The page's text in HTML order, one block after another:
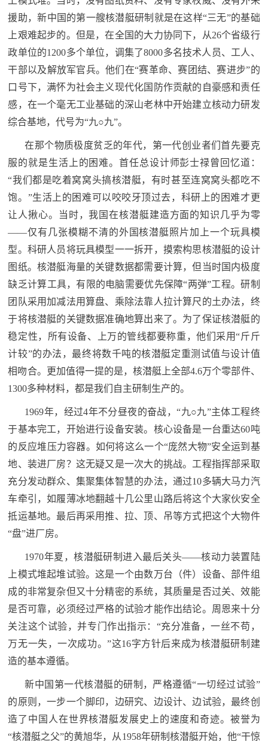
范
英
模
范
退
役
军
人
风
采
退
采
退
役
军
服
务
服
务
文
国
防
文
化
国
防
红
色
红
色
文
旅
关
我
们
援助，新中国的第一艘核潜艇研制就是在这样“三无”的基础
上艰难起步的。但是，在全国的大力协同下，从26个省级行
政单位的1200多个单位，调集了8000多名技术人员、工人、
干部以及解放军官兵。他们在“赛革命、赛团结、赛进步”的
口号下，满怀为社会主义现代化国防作贡献的自豪感和责任
感，在一个毫无工业基础的深山老林中开始建立核动力研发
综合基地，代号为“九○九”。
在那个物质极度贫乏的年代，第一代创业者们首先要克
服的就是生活上的困难。首任总设计师彭士禄曾回忆道：
“我们都是吃着窝窝头搞核潜艇，有时甚至连窝窝头都吃不
饱。”生活上的困难可以咬咬牙顶过去，科研上的困难才更
让人揪心。当时，我国在核潜艇建造方面的知识几乎为零
——仅有几张模糊不清的外国核潜艇照片加上一个玩具模
型。科研人员将玩具模型一一拆开，摸索构思核潜艇的设计
图纸。核潜艇海量的关键数据都需要计算，但当时国内极度
缺乏计算工具，有限的电脑需要优先保障“两弹”工程。研制
团队采用加减法用算盘、乘除法靠人拉计算尺的土办法，终
于将核潜艇的关键数据准确地算出来了。为了保证核潜艇的
稳定性，所有设备、上万的管线都要称重，他们采用“斤斤
计较”的办法，最终将数千吨的核潜艇定重测试值与设计值
相吻合。更加值得一提的是，核潜艇上全部4.6万个零部件、
1300多种材料，都是我们自主研制生产的。
1969年，经过4年不分昼夜的奋战，“九○九”主体工程终
于基本完工，开始进行设备安装。核心设备是一台重达60吨
的反应堆压力容器。如何将这么一个“庞然大物”安全运到基
地、装进厂房？这无疑又是一次大的挑战。工程指挥部采取
充分发动群众、集聚集体智慧的办法，通过10多辆大马力汽
车牵引，如履薄冰地翻越十几公里山路后将这个大家伙安全
抵运基地。最后再采用推、拉、顶、吊等方式把这个大物件
“盘”进厂房。
1970年夏，核潜艇研制进入最后关头——核动力装置陆
上模式堆起堆试验。这是一个由数万台（件）设备、部件组
成的非常复杂但又十分精密的系统，其质量是否过关、效能
是否可靠，必须经过严格的试验才能作出结论。周恩来十分
关注这个试验，并专门作出指示：“充分准备，一丝不苟，
万无一失，一次成功。”这16字方针后来成为核潜艇研制建
造的基本遵循。
新中国第一代核潜艇的研制，严格遵循“一切经过试验”
的原则，一步一个脚印，边研究、边设计、边试验，最终创
造了中国人在世界核潜艇发展史上的速度和奇迹。被誉为
“核潜艇之父”的黄旭华，从1958年研制核潜艇开始，他“干惊